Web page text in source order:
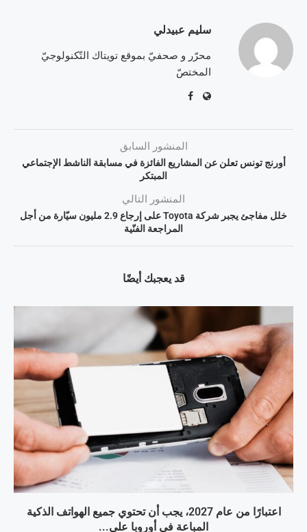
سليم عبيدلي
محرّر و صحفيّ بموقع تويتاك التّكنولوجيّ
المختصّ
المنشور السابق
أورنج تونس تعلن عن المشاريع الفائزة في مسابقة الناشط الإجتماعي
المبتكر
المنشور التالي
خلل مفاجئ يجبر شركة Toyota على إرجاع 2.9 مليون سيّارة من أجل
المراجعة الفنّية
قد يعجبك أيضًا
اعتبارًا من عام 2027، يجب أن تحتوي جميع الهواتف الذكية
المباعة في أوروبا على...